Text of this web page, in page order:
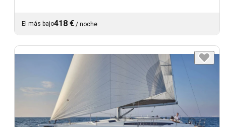
El más bajo418 € / noche